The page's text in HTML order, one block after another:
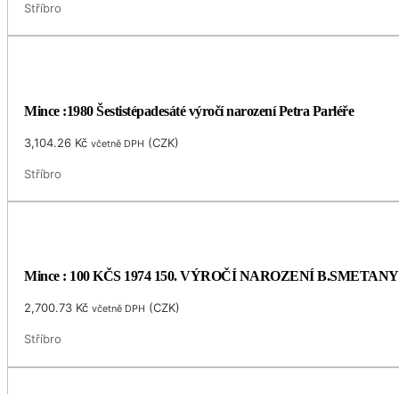
Stříbro
Mince :1980 Šestistépadesáté výročí narození Petra Parléře
3,104.26 Kč včetně DPH (CZK)
Stříbro
Mince : 100 KČS 1974 150. VÝROČÍ NAROZENÍ B.SMETANY
2,700.73 Kč včetně DPH (CZK)
Stříbro